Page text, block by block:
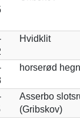
Hvidklit
horserød hegn
Asserbo
(Gribskov)